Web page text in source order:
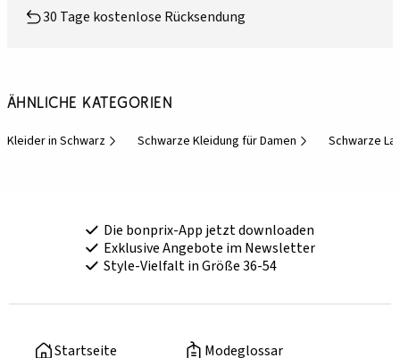
30 Tage kostenlose Rücksendung
Ähnliche Kategorien
Kleider in Schwarz Schwarze Kleidung für Damen Schwarze
Die bonprix-App jetzt downloaden
Exklusive Angebote im Newsletter
Style-Vielfalt in Größe 36-54
Startseite
Modeglossar